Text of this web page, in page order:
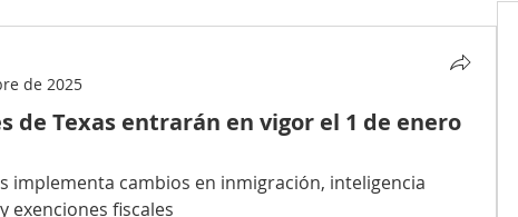
de 2025
de Texas entrarán en vigor el 1 de enero
implementa cambios en inmigración, inteligencia
exenciones fiscales